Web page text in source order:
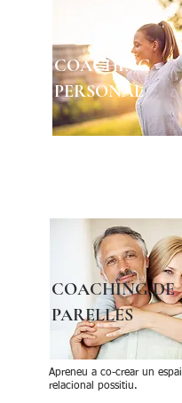
COACHING
PERSONAL
COACHING DE
PARELLES
Apreneu a co-crear un espai
relacional possitiu.